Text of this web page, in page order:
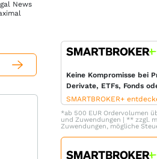
Keine Kompromisse bei
Derivate, ETFs, Fonds
SMARTBROKER+
*ab 500 EUR Ordervolumen
und Zuwendungen | ** zzgl.
Zuwendungen, mögliche